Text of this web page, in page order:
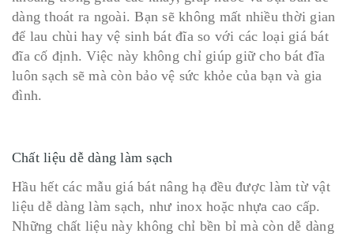
dàng thoát ra ngoài. Bạn sẽ không mất nhiều thời gian
để lau chùi hay vệ sinh bát đĩa so với các loại giá bát
đĩa cố định. Việc này không chỉ giúp giữ cho bát đĩa
luôn sạch sẽ mà còn bảo vệ sức khỏe của bạn và gia
đình.
Chất liệu dễ dàng làm sạch
Hầu hết các mẫu giá bát nâng hạ đều được làm từ vật
liệu dễ dàng làm sạch, như inox hoặc nhựa cao cấp.
Những chất liệu này không chỉ bền bỉ mà còn dễ dàng